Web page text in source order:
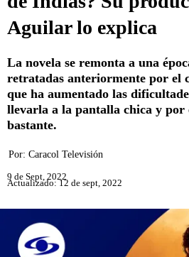
Aguilar lo explica
La novela se remonta a una
retratadas anteriormente por el
que ha aumentado las
llevarla a la pantalla chica y por
bastante.
Por: Caracol Televisión
9 de Sept, 2022
Actualizado: 12 de sept, 2022